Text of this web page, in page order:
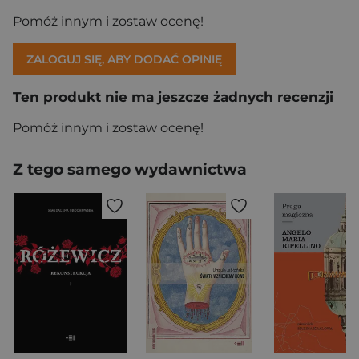
Pomóż innym i zostaw ocenę!
ZALOGUJ SIĘ, ABY DODAĆ OPINIĘ
Ten produkt nie ma jeszcze żadnych recenzji
Pomóż innym i zostaw ocenę!
Z tego samego wydawnictwa